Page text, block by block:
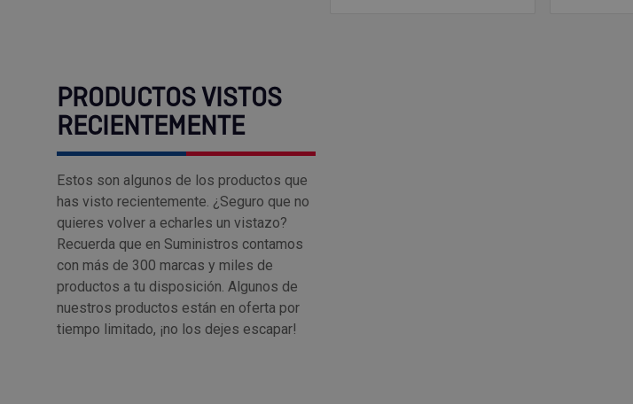
PRODUCTOS VISTOS
RECIENTEMENTE
Estos son algunos de los productos que
has visto recientemente. ¿Seguro que no
quieres volver a echarles un vistazo?
Recuerda que en Suministros contamos
con más de 300 marcas y miles de
productos a tu disposición. Algunos de
nuestros productos están en oferta por
tiempo limitado, ¡no los dejes escapar!